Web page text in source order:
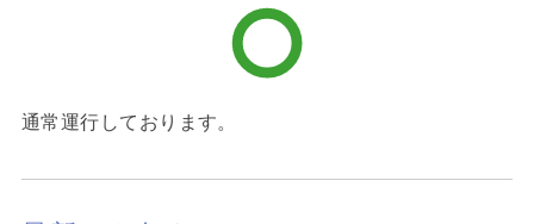
通常運行しております。